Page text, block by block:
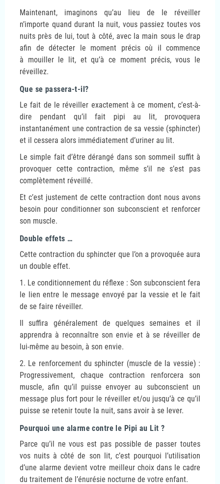
Maintenant, imaginons qu’au lieu de le réveiller
n’importe quand durant la nuit, vous passiez toutes vos
nuits près de lui, tout à côté, avec la main sous le drap
afin de détecter le moment précis où il commence
à mouiller le lit, et qu’à ce moment précis, vous le
réveillez.
Que se passera-t-il?
Le fait de le réveiller exactement à ce moment, c’est-à-
dire pendant qu’il fait pipi au lit, provoquera
instantanément une contraction de sa vessie (sphincter)
et il cessera alors immédiatement d’uriner au lit.
Le simple fait d’être dérangé dans son sommeil suffit à
provoquer cette contraction, même s’il ne s’est pas
complètement réveillé.
Et c’est justement de cette contraction dont nous avons
besoin pour conditionner son subconscient et renforcer
son muscle.
Double effets …
Cette contraction du sphincter que l’on a provoquée aura
un double effet.
1. Le conditionnement du réflexe : Son subconscient fera
le lien entre le message envoyé par la vessie et le fait
de se faire réveiller.
Il suffira généralement de quelques semaines et il
apprendra à reconnaître son envie et à se réveiller de
lui-même au besoin, à son envie.
2. Le renforcement du sphincter (muscle de la vessie) :
Progressivement, chaque contraction renforcera son
muscle, afin qu’il puisse envoyer au subconscient un
message plus fort pour le réveiller et/ou jusqu’à ce qu’il
puisse se retenir toute la nuit, sans avoir à se lever.
Pourquoi une alarme contre le Pipi au Lit ?
Parce qu’il ne vous est pas possible de passer toutes
vos nuits à côté de son lit, c’est pourquoi l’utilisation
d’une alarme devient votre meilleur choix dans le cadre
du traitement de l’énurésie nocturne de votre enfant.